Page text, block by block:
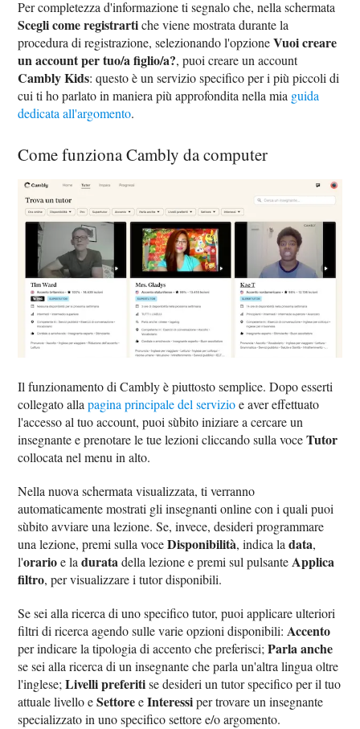
Per completezza d'informazione ti segnalo che, nella schermata
Scegli come registrartiche viene mostrata durante la
procedura di registrazione, selezionando l'opzioneVuoi creare
un account per tuo/a figlio/a?, puoi creare un account
Cambly Kids: questo è un servizio specifico per i più piccoli di
cui ti ho parlato in maniera più approfondita nella mia guida
dedicata all'argomento.
Come funziona Cambly da computer
Il funzionamento di Cambly è piuttosto semplice. Dopo esserti
collegato allapagina principale del servizioe aver effettuato
l'accesso al tuo account, puoi sùbito iniziare a cercare un
insegnante e prenotare le tue lezioni cliccando sulla voceTutor
collocata nel menu in alto.
Nella nuova schermata visualizzata, ti verranno
automaticamente mostrati gli insegnanti online con i quali puoi
sùbito avviare una lezione. Se, invece, desideri programmare
una lezione, premi sulla voceDisponibilità, indica ladata,
l'orarioe laduratadella lezione e premi sul pulsanteApplica
filtro, per visualizzare i tutor disponibili.
Se sei alla ricerca di uno specifico tutor, puoi applicare ulteriori
filtri di ricerca agendo sulle varie opzioni disponibili:Accento
per indicare la tipologia di accento che preferisci;Parla anche
se sei alla ricerca di un insegnante che parla un'altra lingua oltre
l'inglese;Livelli preferitise desideri un tutor specifico per il tuo
attuale livello eSettoreeInteressiper trovare un insegnante
specializzato in uno specifico settore e/o argomento.